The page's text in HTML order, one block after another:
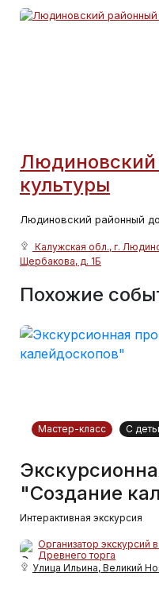
культуры
Людиновский районный
Калужская обл., г.
Щербакова, д. 1Б
Похожие
Мастер-класс С
"Создание
Интерактивная экскурсия
Организатор экскурсий
Древнего торга
Улица Ильина, Великий